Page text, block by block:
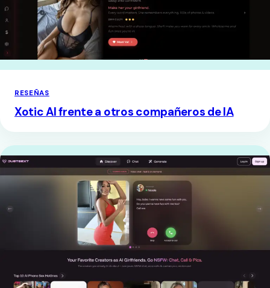
RESEÑAS
Xotic AI frente a otros compañeros de IA